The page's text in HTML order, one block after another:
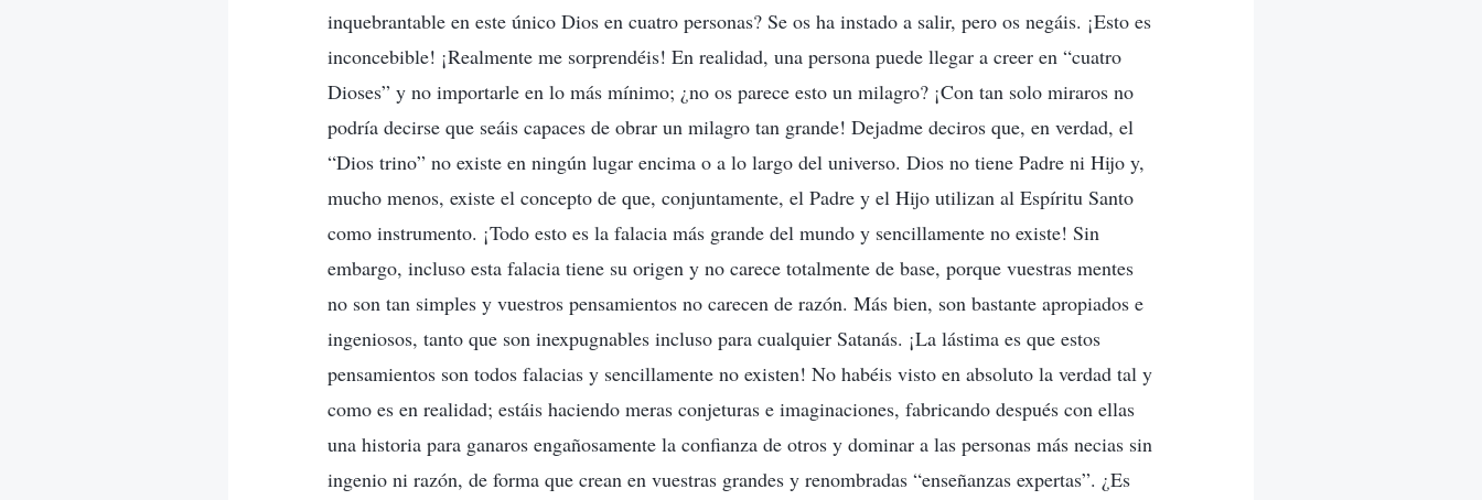
inquebrantable en este único Dios en cuatro personas? Se os ha instado a salir, pero os negáis. ¡Esto es
inconcebible! ¡Realmente me sorprendéis! En realidad, una persona puede llegar a creer en “cuatro
Dioses” y no importarle en lo más mínimo; ¿no os parece esto un milagro? ¡Con tan solo miraros no
podría decirse que seáis capaces de obrar un milagro tan grande! Dejadme deciros que, en verdad, el
“Dios trino” no existe en ningún lugar encima o a lo largo del universo. Dios no tiene Padre ni Hijo y,
mucho menos, existe el concepto de que, conjuntamente, el Padre y el Hijo utilizan al Espíritu Santo
como instrumento. ¡Todo esto es la falacia más grande del mundo y sencillamente no existe! Sin
embargo, incluso esta falacia tiene su origen y no carece totalmente de base, porque vuestras mentes
no son tan simples y vuestros pensamientos no carecen de razón. Más bien, son bastante apropiados e
ingeniosos, tanto que son inexpugnables incluso para cualquier Satanás. ¡La lástima es que estos
pensamientos son todos falacias y sencillamente no existen! No habéis visto en absoluto la verdad tal y
como es en realidad; estáis haciendo meras conjeturas e imaginaciones, fabricando después con ellas
una historia para ganaros engañosamente la confianza de otros y dominar a las personas más necias sin
ingenio ni razón, de forma que crean en vuestras grandes y renombradas “enseñanzas expertas”. ¿Es